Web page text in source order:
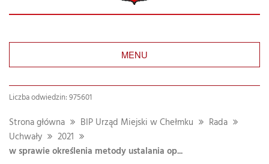
MENU
Liczba odwiedzin: 975601
Strona główna BIP Urząd Miejski w Chełmku
Rada
Uchwały
2021
w sprawie określenia metody ustalania op...